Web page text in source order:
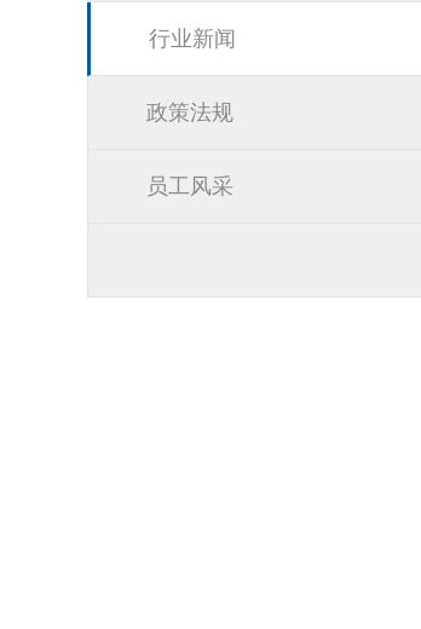
行业新闻
政策法规
员工风采